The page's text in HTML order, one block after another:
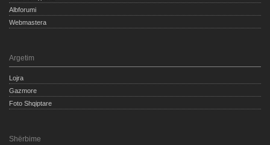
Albforumi
Webmastera
Argetim
Lojra
Gazmore
Foto Shqiptare
Shërbime